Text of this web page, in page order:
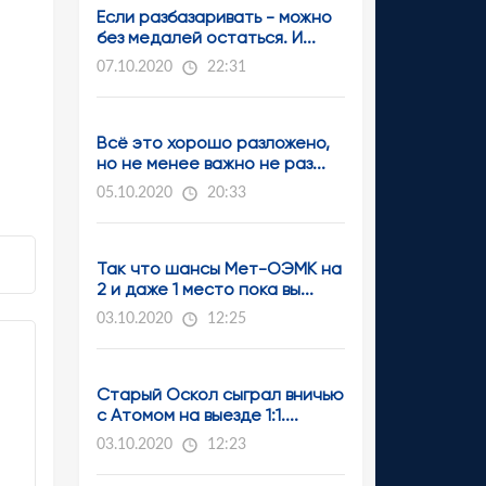
Если разбазаривать - можно
без медалей остаться. И...
07.10.2020 22:31
Всё это хорошо разложено,
но не менее важно не раз...
05.10.2020 20:33
Так что шансы Мет-ОЭМК на
2 и даже 1 место пока вы...
03.10.2020 12:25
Старый Оскол сыграл вничью
с Атомом на выезде 1:1....
03.10.2020 12:23